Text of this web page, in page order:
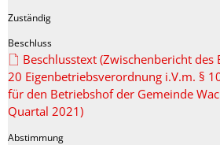
Beschlusstext (Zwischenbericht des
20 Eigenbetriebsverordnung i.V.m. §
für den Betriebshof der Gemeinde
Quartal 2021)